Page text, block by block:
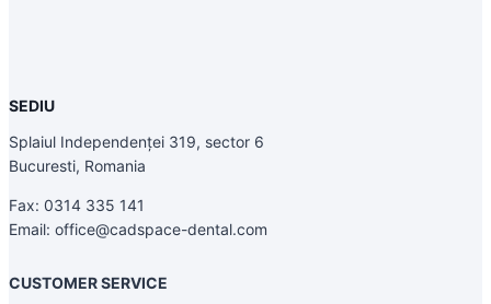
SEDIU
Splaiul Independenței 319, sector 6
Bucuresti, Romania
Fax: 0314 335 141
Email: office@cadspace-dental.com
CUSTOMER SERVICE